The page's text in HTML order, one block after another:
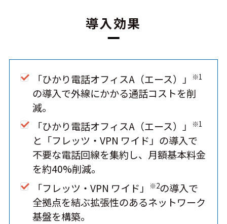
導入効果
「ひかり電話オフィスA（エース）」 ※1
の導入で外線にかかる通話コストを削
減。
「ひかり電話オフィスA（エース）」
※1
と「フレッツ・VPN ワイド」の導入で
不要な電話回線を集約し、月額基本料金
を約40%削減。
「フレッツ・VPN ワイド」
※2の導入で
全拠点を結ぶ拡張性のあるネットワーク
基盤を構築。